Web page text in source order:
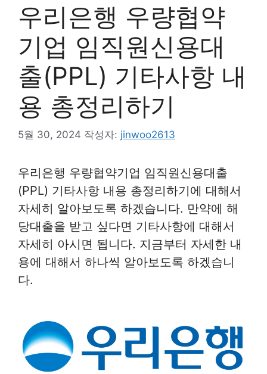
우리은행 우량협약
기업 임직원신용대
출(PPL) 기타사항 내
용 총정리하기
5월 30, 2024 작성자: jinwoo2613
우리은행 우량협약기업 임직원신용대출
(PPL) 기타사항 내용 총정리하기에 대해서
자세히 알아보도록 하겠습니다. 만약에 해
당대출을 받고 싶다면 기타사항에 대해서
자세히 아시면 됩니다. 지금부터 자세한 내
용에 대해서 하나씩 알아보도록 하겠습니
다.